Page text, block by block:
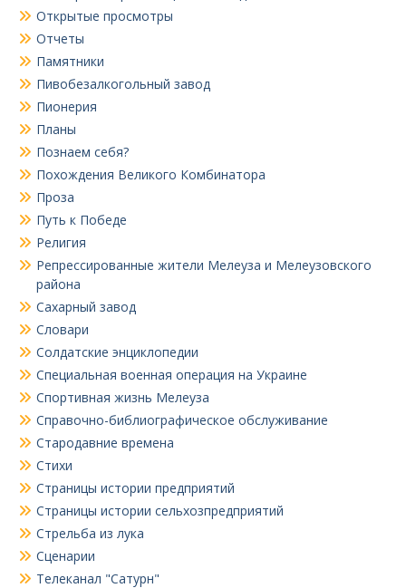
Открытые просмотры
Отчеты
Памятники
Пивобезалкогольный завод
Пионерия
Планы
Познаем себя?
Похождения Великого Комбинатора
Проза
Путь к Победе
Религия
Репрессированные жители Мелеуза и Мелеузовского
района
Сахарный завод
Словари
Солдатские энциклопедии
Специальная военная операция на Украине
Спортивная жизнь Мелеуза
Справочно-библиографическое обслуживание
Стародавние времена
Стихи
Страницы истории предприятий
Страницы истории сельхозпредприятий
Стрельба из лука
Сценарии
Телеканал "Сатурн"